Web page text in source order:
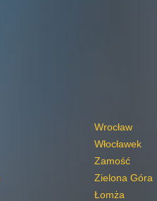
Wrocław
Włocławek
Zamość
Zielona Góra
Łomża